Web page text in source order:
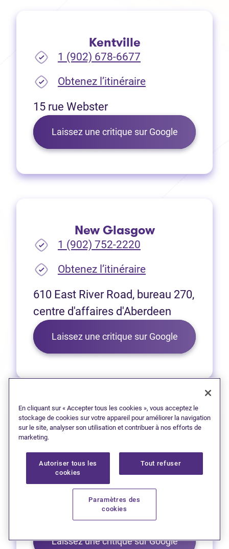
Kentville
1 (902) 678-6677
Obtenez l’itinéraire(Ouvre dans un
15 rue Webster
Laissez une critique sur Google(Ouvre
New Glasgow
1 (902) 752-2220
Obtenez l’itinéraire(Ouvre dans un
610 East River Road, bureau 270,
centre d'affaires d'Aberdeen
Laissez une critique sur Google(Ouvre
Sydney
1 (902) 567-6262
Obtenez l’itinéraire(Ouvre dans un
90 San'tele'sew Awti, bureau 301,
Place Membertou
Laissez une critique sur Google(Ouvre
En cliquant sur « Accepter tous les cookies », vous acceptez le
stockage de cookies sur votre appareil pour améliorer la navigation
sur le site, analyser son utilisation et contribuer à nos efforts de
marketing.
Autoriser tous les
cookies
Tout refuser
Paramètres des
cookies